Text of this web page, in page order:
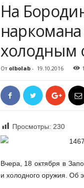
На
холодным
От olbolab- 19.10.2016
Просмотры: 230
Вчера, 18 октября в
и холодного оружия. Об